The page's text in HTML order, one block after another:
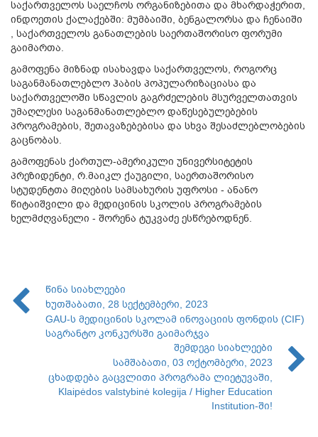
საქართველოს საელჩოს ორგანიზებითა და მხარდაჭერით,
ინდოეთის ქალაქებში: მუმბაიში, ბენგალორსა და ჩენაიში
, საქართველოს განათლების საერთაშორისო ფორუმი
გაიმართა.
გამოფენა მიზნად ისახავდა საქართველოს, როგორც
საგანმანათლებლო ჰაბის პოპულარიზაციასა და
საქართველოში სწავლის გაგრძელების მსურველთათვის
უმაღლესი საგანმანათლებლო დაწესებულებების
პროგრამების, შეთავაზებებისა და სხვა შესაძლებლობების
გაცნობას.
გამოფენას ქართულ-ამერიკული უნივერსიტეტის
პრეზიდენტი, რ.მაიკლ ქაუგილი, საერთაშორისო
სტუდენტთა მიღების სამსახურის უფროსი - ანანო
წიტაიშვილი და მედიცინის სკოლის პროგრამების
ხელმძღვანელი - შორენა ტუკვაძე ესწრებოდნენ.
წინა სიახლეები
ხუთშაბათი, 28 სექტემბერი, 2023
GAU-ს მედიცინის სკოლამ ინოვაციის ფონდის (CIF)
საგრანტო კონკურსში გაიმარჯვა
შემდეგი სიახლეები
სამშაბათი, 03 ოქტომბერი, 2023
ცხადდება გაცვლითი პროგრამა ლიეტუვაში,
Klaipėdos valstybinė kolegija / Higher Education
Institution-ში!